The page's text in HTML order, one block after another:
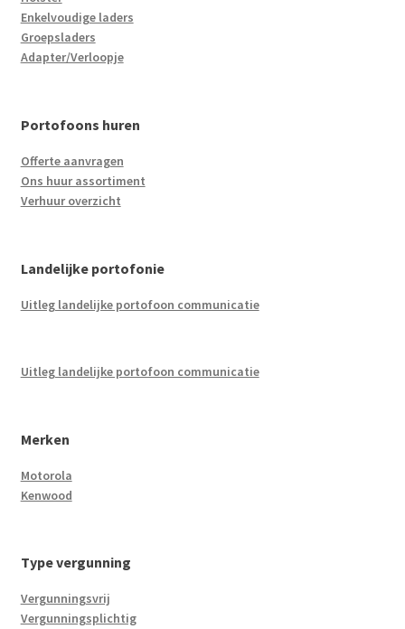
Enkelvoudige laders
Groepsladers
Adapter/Verloopje
Portofoons huren
Offerte aanvragen
Ons huur assortiment
Verhuur overzicht
Landelijke portofonie
Uitleg landelijke portofoon communicatie
Uitleg landelijke portofoon communicatie
Merken
Motorola
Kenwood
Type vergunning
Vergunningsvrij
Vergunningsplichtig